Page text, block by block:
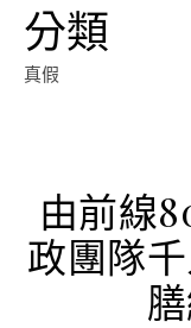
分類
真假
由前線
政團隊